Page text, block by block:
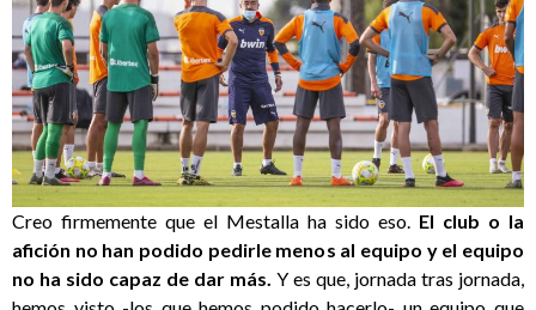
Creo firmemente que el Mestalla ha sido eso. El club o la
afición no han podido pedirle menos al equipo y el equipo
no ha sido capaz de dar más. Y es que, jornada tras jornada,